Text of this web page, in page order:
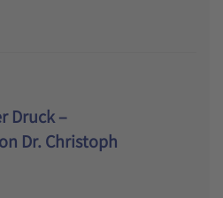
Druck –
Dr. Christoph